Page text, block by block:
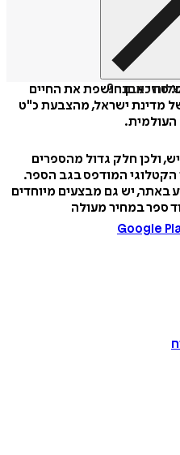
כמתנה?
סוזי אבן חושפת את החיים
מדינת ישראל, מהצבעת כ"ט
העולמית.
ולכן חלק גדול מהספרים
המודפס בגב הספר.
באתר, יש גם מבצעים מיוחדים
ספר במחיר מעולה
Google